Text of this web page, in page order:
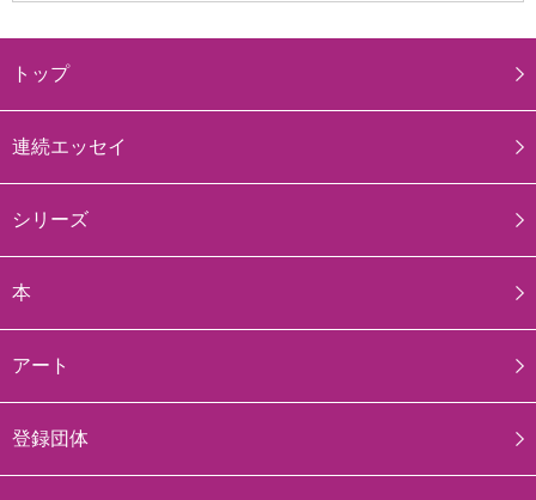
トップ
連続エッセイ
シリーズ
本
アート
登録団体